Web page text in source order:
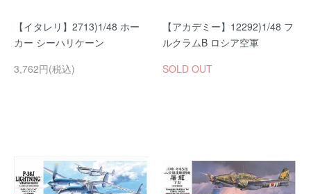
【イタレリ】2713)1/48 ホー
カー シーハリケーン
3,762円(税込)
【アカデミー】12292)1/48 フ
ルクラムB ロシア空軍
SOLD OUT